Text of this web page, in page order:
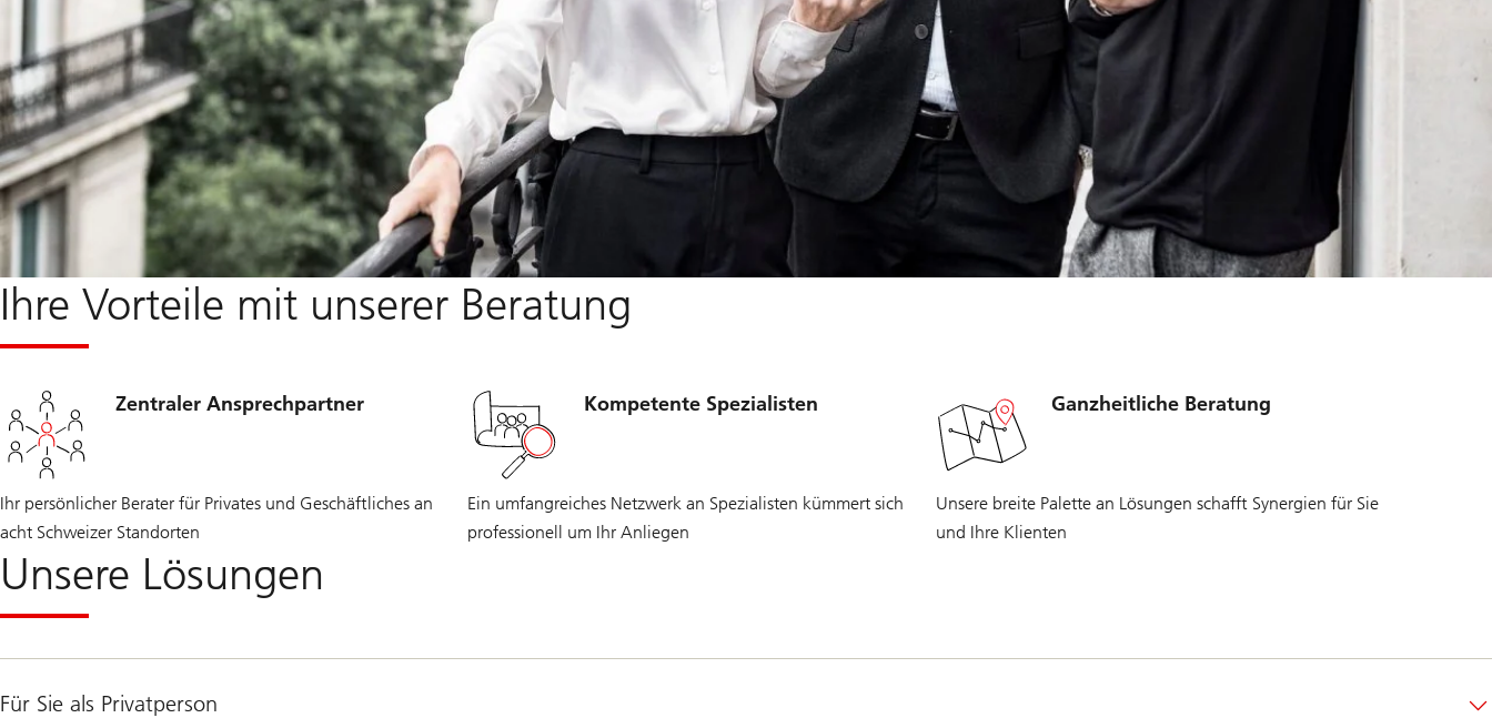
Ihre Vorteile mit unserer Beratung
Zentraler Ansprechpartner
Ihr persönlicher Berater für Privates und Geschäftliches an
acht Schweizer Standorten
Kompetente Spezialisten
Ein umfangreiches Netzwerk an Spezialisten kümmert sich
professionell um Ihr Anliegen
Ganzheitliche Beratung
Unsere breite Palette an Lösungen schafft Synergien für Sie
und Ihre Klienten
Unsere Lösungen
Für Sie als Privatperson